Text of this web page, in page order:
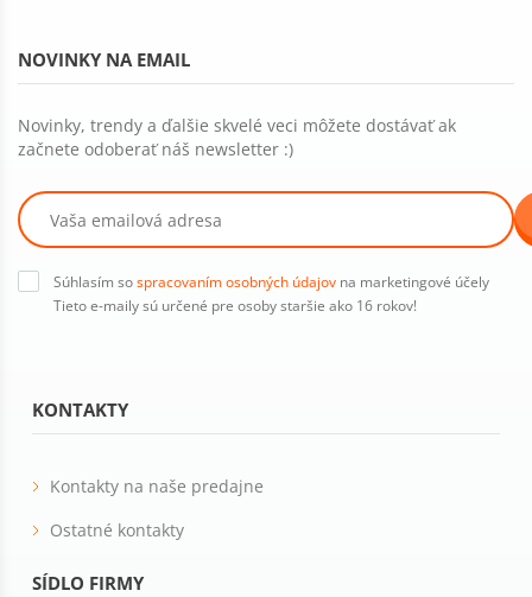
KONTAKTY
Kontakty na naše predajne
Ostatné kontakty
SÍDLO FIRMY
NOVINKY NA EMAIL
Novinky, trendy a ďalšie skvelé veci môžete dostávať ak
začnete odoberať náš newsletter :)
Súhlasím sospracovaním osobných údajov na marketingové účely
Tieto e-maily sú určené pre osoby staršie ako 16 rokov!